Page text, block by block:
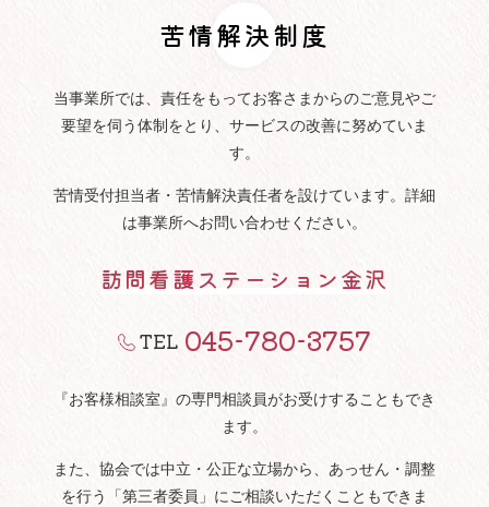
苦情解決制度
当事業所では、責任をもってお客さまからのご意見やご
要望を伺う体制をとり、サービスの改善に努めていま
す。
苦情受付担当者・苦情解決責任者を設けています。詳細
は事業所へお問い合わせください。
訪問看護ステーション金沢
TEL 045-780-3757
『お客様相談室』の専門相談員がお受けすることもでき
ます。
また、協会では中立・公正な立場から、あっせん・調整
を行う「第三者委員」にご相談いただくこともできま